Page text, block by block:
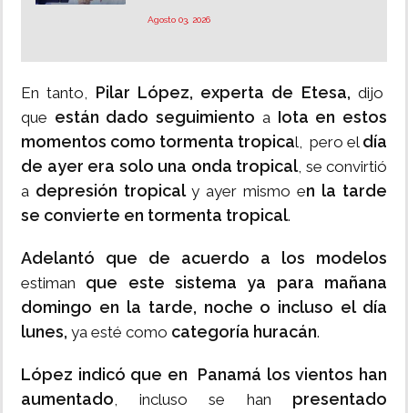
Agosto 03, 2026
En tanto, Pilar López, experta de Etesa, dijo
que están dado seguimiento aIota en estos
momentos como tormenta tropical, pero el día
de ayer era solo una onda tropical, se convirtió
a depresión tropical y ayer mismo en la tarde
se convierte en tormenta tropical.
Adelantó que de acuerdo a los modelos
estiman que este sistema ya para mañana
domingo en la tarde, noche o incluso el día
lunes, ya esté como categoría huracán.
López indicó que en Panamá los vientos han
aumentado, incluso se han presentado